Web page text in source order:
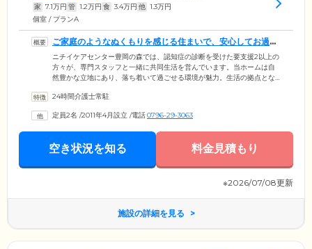
家 7.1万円 管 1.2万円 食 3.4万円 他 1.3万円
個室 / プランA
ご家庭のようなぬくもりを感じる住まいで、安心してお過ご
しください
ニチイケアセンター豊岡の森では、認知症の診断を受けた要支援2以上の
方々が、専門スタッフと一緒に共同生活を営んでいます。当ホームは自
然豊かな立地にあり、落ち着いて過ごせる環境が魅力。生活の拠点とな
ライバシーが守られた生活を満喫し、共用スペースのリビングでは、ご
しい方のため、二方向からの介助が可能なユニットバスを設置。さらに
当ホームではご家庭のようなぬくもりを感じられるよう、畳のスペース
い。
24時間介護士常駐
定員2名 /2011年4月設立 /電話0796-29-3063
空き状況を知る 料金見積もり
※2026/07/08更新
施設の詳細を見る